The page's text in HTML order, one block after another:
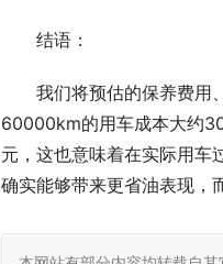
结语：
我们将预估的保养费用
60000km的用车成本大约
元，这也意味着在实际用车
确实能够带来更省油表现，